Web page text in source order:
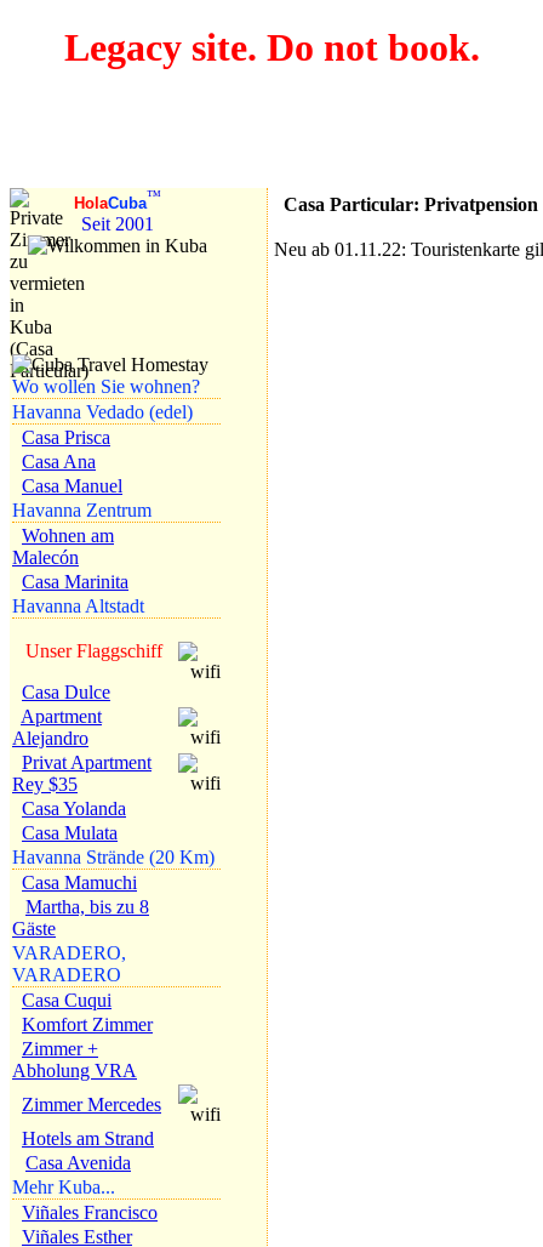
Legacy site. Do not book.
HolaCuba™
Seit 2001
Wo wollen Sie wohnen?
Havanna Vedado (edel)
Casa Prisca
Casa Ana
Casa Manuel
Havanna Zentrum
Wohnen am
Malecón
Casa Marinita
Havanna Altstadt
Unser Flaggschiff
Casa Dulce
Apartment
Alejandro
Privat Apartment
Rey $35
Casa Yolanda
Casa Mulata
Havanna Strände (20 Km)
Casa Mamuchi
Martha, bis zu 8
Gäste
VARADERO,
VARADERO
Casa Cuqui
Komfort Zimmer
Zimmer +
Abholung VRA
Zimmer Mercedes
Hotels am Strand
Casa Avenida
Mehr Kuba...
Viñales Francisco
Viñales Esther
Casa Particular:
Neu ab 01.11.22: Touristenkarte